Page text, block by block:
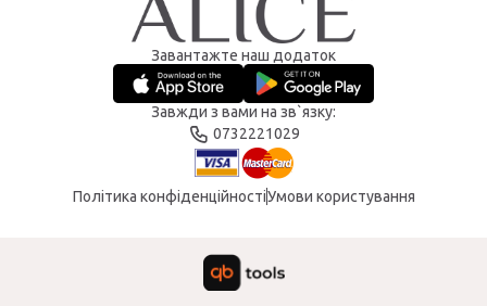
Завантажте наш додаток
Завжди з вами на зв`язку:
0732221029
Політика конфіденційностіУмови користування